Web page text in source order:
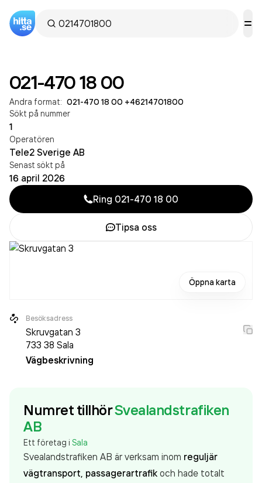
021-470 18 00
Andra format: 021-470 18 00 +46214701800
Sökt på nummer
1
Operatören
Tele2 Sverige AB
Senast sökt på
16 april 2026
Ring 021-470 18 00
Tipsa oss
Öppna karta
Besöksadress
Skruvgatan 3
733 38 Sala
Vägbeskrivning
Numret tillhörSvealandstrafiken
AB
Ett företag i Sala
Svealandstrafiken AB är verksam inom reguljär
vägtransport, passagerartrafik och hade totalt